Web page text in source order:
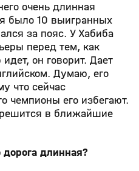
очень длинная
было 10 выигранных
за пояс. У Хабиба
перед тем, как
он говорит. Дает
Думаю, его
что сейчас
чемпионы его избегают.
решится в ближайшие
длинная?